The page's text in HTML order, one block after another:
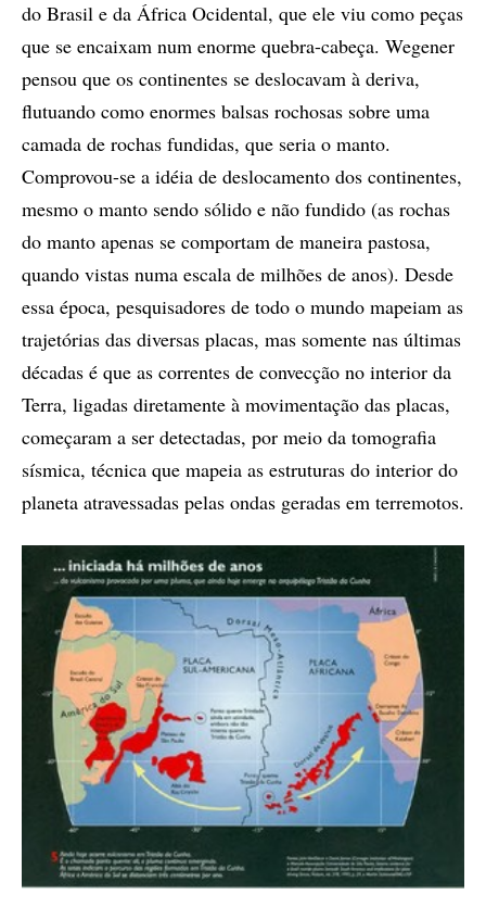
do Brasil e da África Ocidental, que ele viu como peças
que se encaixam num enorme quebra-cabeça. Wegener
pensou que os continentes se deslocavam à deriva,
flutuando como enormes balsas rochosas sobre uma
camada de rochas fundidas, que seria o manto.
Comprovou-se a idéia de deslocamento dos continentes,
mesmo o manto sendo sólido e não fundido (as rochas
do manto apenas se comportam de maneira pastosa,
quando vistas numa escala de milhões de anos). Desde
essa época, pesquisadores de todo o mundo mapeiam as
trajetórias das diversas placas, mas somente nas últimas
décadas é que as correntes de convecção no interior da
Terra, ligadas diretamente à movimentação das placas,
começaram a ser detectadas, por meio da tomografia
sísmica, técnica que mapeia as estruturas do interior do
planeta atravessadas pelas ondas geradas em terremotos.